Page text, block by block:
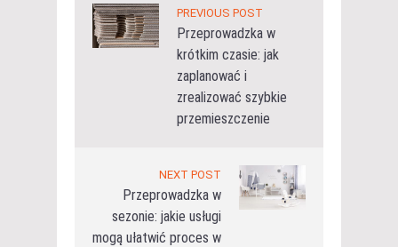
PREVIOUS POST
Przeprowadzka w
krótkim czasie: jak
zaplanować i
zrealizować szybkie
przemieszczenie
NEXT POST
Przeprowadzka w
sezonie: jakie usługi
mogą ułatwić proces w